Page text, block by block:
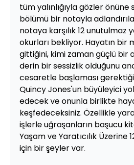
tüm yalınlığıyla gözler önüne
bölümü bir notayla
notaya karşılık 12 unutulmaz
okurları bekliyor. Hayatın bir
gittiğini, kimi zaman güçlü bir
derin bir sessizlik olduğunu
cesaretle başlaması
Quincy Jones'un büyüleyici
edecek ve onunla birlikte
keşfedeceksiniz. Özellikle
işlerle uğraşanların başucu
Yaşam ve Yaratıcılık Üzerine
için bir şeyler var.